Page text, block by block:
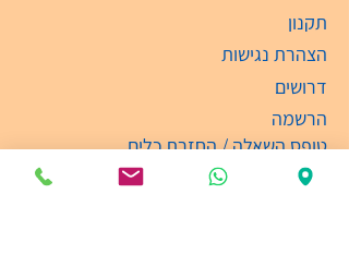
תקנון
הצהרת נגישות
דרושים
הרשמה
טופס השאלה / החזרת כלים